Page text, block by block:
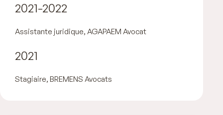
2021-2022
Assistante juridique, AGAPAEM Avocat
2021
Stagiaire, BREMENS Avocats